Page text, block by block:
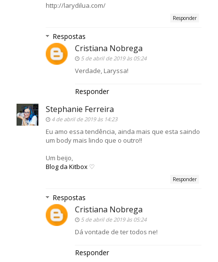
http://larydilua.com/
Responder
Respostas
Cristiana Nobrega
5 de abril de 2019 às 05:24
Verdade, Laryssa!
Responder
Stephanie Ferreira
4 de abril de 2019 às 14:23
Eu amo essa tendência, ainda mais que esta saindo
um body mais lindo que o outro!!
Um beijo,
Blog da Kitbox♡
Responder
Respostas
Cristiana Nobrega
5 de abril de 2019 às 05:24
Dá vontade de ter todos ne!
Responder